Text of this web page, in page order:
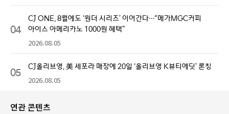
04
CJ ONE, 8월에도 ‘원더 시리즈’ 이어간다…“메가MGC커피
아이스 아메리카노 1000원 혜택”
2026.08.05
05 CJ올리브영, 美 세포라 매장에 20일 ‘올리브영 K뷰티에딧’ 론칭
2026.08.05
연관 콘텐츠